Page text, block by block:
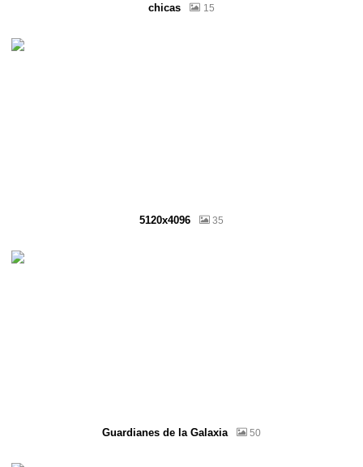
chicas 15
5120x4096 35
Guardianes de la Galaxia 50